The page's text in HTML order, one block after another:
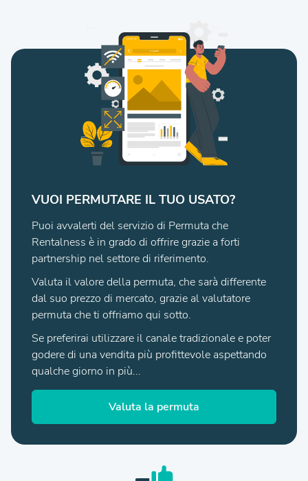
VUOI PERMUTARE IL TUO USATO?
Puoi avvalerti del servizio di Permuta che
Rentalness è in grado di offrire grazie a forti
partnership nel settore di riferimento.
Valuta il valore della permuta, che sarà differente
dal suo prezzo di mercato, grazie al valutatore
permuta che ti offriamo qui sotto.
Se preferirai utilizzare il canale tradizionale e poter
godere di una vendita più profittevole aspettando
qualche giorno in più...
Valuta la permuta